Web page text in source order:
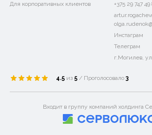
Для корпоративных клиентов
+375 29 747 49
Инстаграм
Телеграм
г.Могилев,
4.5 из 5 / Проголосовало 3
Входит в группу компаний холдинга